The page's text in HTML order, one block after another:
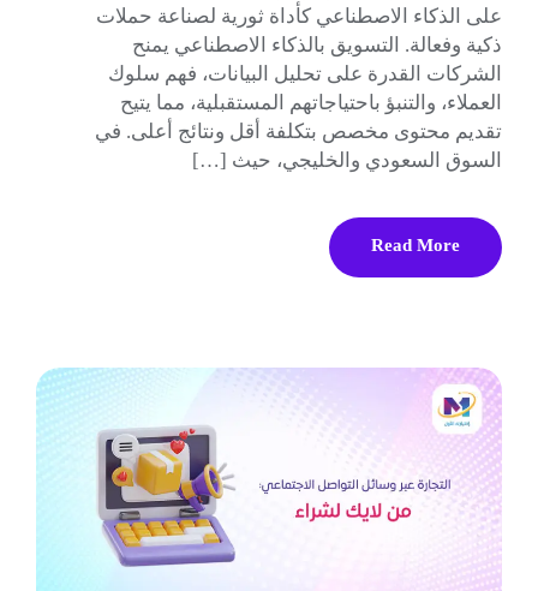
على الذكاء الاصطناعي كأداة ثورية لصناعة حملات
ذكية وفعالة. التسويق بالذكاء الاصطناعي يمنح
الشركات القدرة على تحليل البيانات، فهم سلوك
العملاء، والتنبؤ باحتياجاتهم المستقبلية، مما يتيح
تقديم محتوى مخصص بتكلفة أقل ونتائج أعلى. في
السوق السعودي والخليجي، حيث […]
Read More